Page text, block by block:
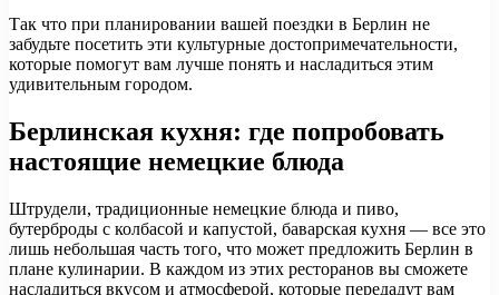
Так что при планировании вашей поездки в Берлин не
забудьте посетить эти культурные достопримечательности,
которые помогут вам лучше понять и насладиться этим
удивительным городом.
Берлинская кухня: где попробовать
настоящие немецкие блюда
Штрудели, традиционные немецкие блюда и пиво,
бутерброды с колбасой и капустой, баварская кухня — все это
лишь небольшая часть того, что может предложить Берлин в
плане кулинарии. В каждом из этих ресторанов вы сможете
насладиться вкусом и атмосферой, которые передадут вам